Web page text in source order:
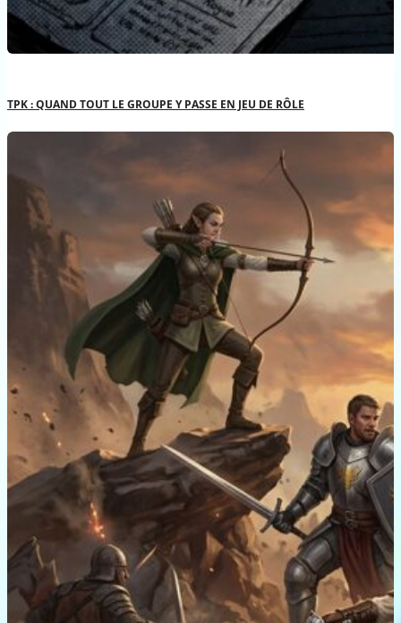
TPK : QUAND TOUT LE GROUPE Y PASSE EN JEU DE RÔLE